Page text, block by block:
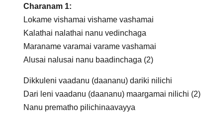
Charanam 1:
Lokame vishamai vishame vashamai
Kalathai nalathai nanu vedinchaga
Maraname varamai varame vashamai
Alusai nalusai nanu baadinchaga (2)
Dikkuleni vaadanu (daananu) dariki nilichi
Dari leni vaadanu (daananu) maargamai nilichi (2)
Nanu prematho pilichinaavayya